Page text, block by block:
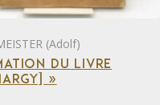
(Adolf)
DU LIVRE
»